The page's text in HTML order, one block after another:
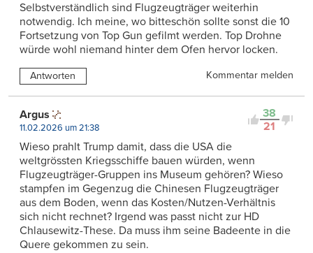
Selbstverständlich sind Flugzeugträger weiterhin
notwendig. Ich meine, wo bitteschön sollte sonst die 10
Fortsetzung von Top Gun gefilmt werden. Top Drohne
würde wohl niemand hinter dem Ofen hervor locken.
Antworten Kommentar melden
38
21
Argus
11.02.2026 um 21:38
Wieso prahlt Trump damit, dass die USA die
weltgrössten Kriegsschiffe bauen würden, wenn
Flugzeugträger-Gruppen ins Museum gehören? Wieso
stampfen im Gegenzug die Chinesen Flugzeugträger
aus dem Boden, wenn das Kosten/Nutzen-Verhältnis
sich nicht rechnet? Irgend was passt nicht zur HD
Chlausewitz-These. Da muss ihm seine Badeente in die
Quere gekommen zu sein.